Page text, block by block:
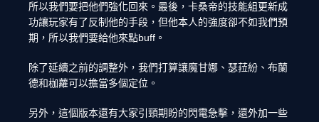
所以我們要把他們強化回來。最後，卡桑帝的技能組更新成
功讓玩家有了反制他的手段，但他本人的強度卻不如我們預
期，所以我們要給他來點buff。
除了延續之前的調整外，我們打算讓魔甘娜、瑟菈紛、布蘭
德和枷蘿可以擔當多個定位。
另外，這個版本還有大家引頸期盼的閃電急擊，還外加一些